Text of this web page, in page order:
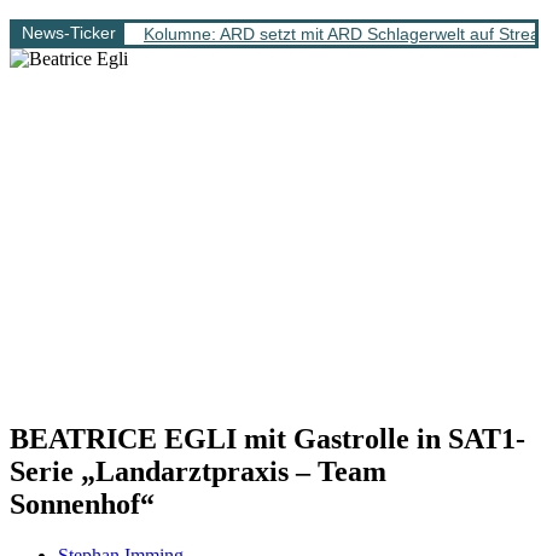
News-Ticker Kolumne: ARD setzt mit ARD Schlagerwelt auf
BEATRICE EGLI mit Gastrolle in SAT1-
Serie „Landarztpraxis – Team
Sonnenhof“